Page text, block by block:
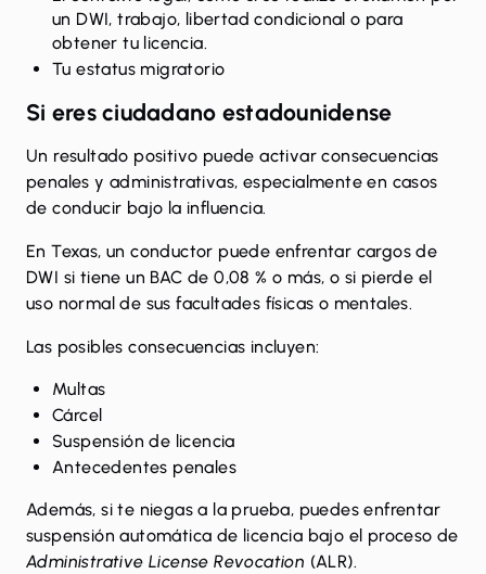
un DWI, trabajo, libertad condicional o para
obtener tu licencia.
Tu estatus migratorio
Si eres ciudadano estadounidense
Un resultado positivo puede activar consecuencias
penales y administrativas, especialmente en casos
de conducir bajo la influencia.
En Texas, un conductor puede enfrentar cargos de
DWI si tiene un BAC de 0,08 % o más, o si pierde el
uso normal de sus facultades físicas o mentales.
Las posibles consecuencias incluyen:
Multas
Cárcel
Suspensión de licencia
Antecedentes penales
Además, si te niegas a la prueba, puedes enfrentar
suspensión automática de licencia bajo el proceso de
Administrative License Revocation (ALR).